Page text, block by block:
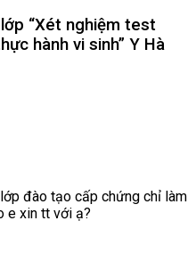
“Xét nghiệm test
hành vi sinh” Y Hà
đào tạo cấp chứng chỉ làm
e xin tt với ạ?